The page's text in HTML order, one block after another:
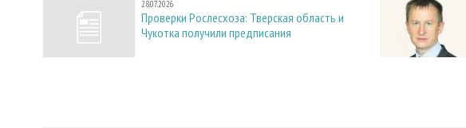
28.07.2026
Проверки Рослесхоза: Тверская область и
Чукотка получили предписания